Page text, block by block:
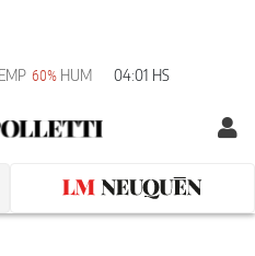
60% HUM 04:01 HS